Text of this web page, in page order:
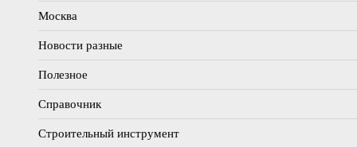
Москва
Новости разные
Полезное
Справочник
Строительный инструмент